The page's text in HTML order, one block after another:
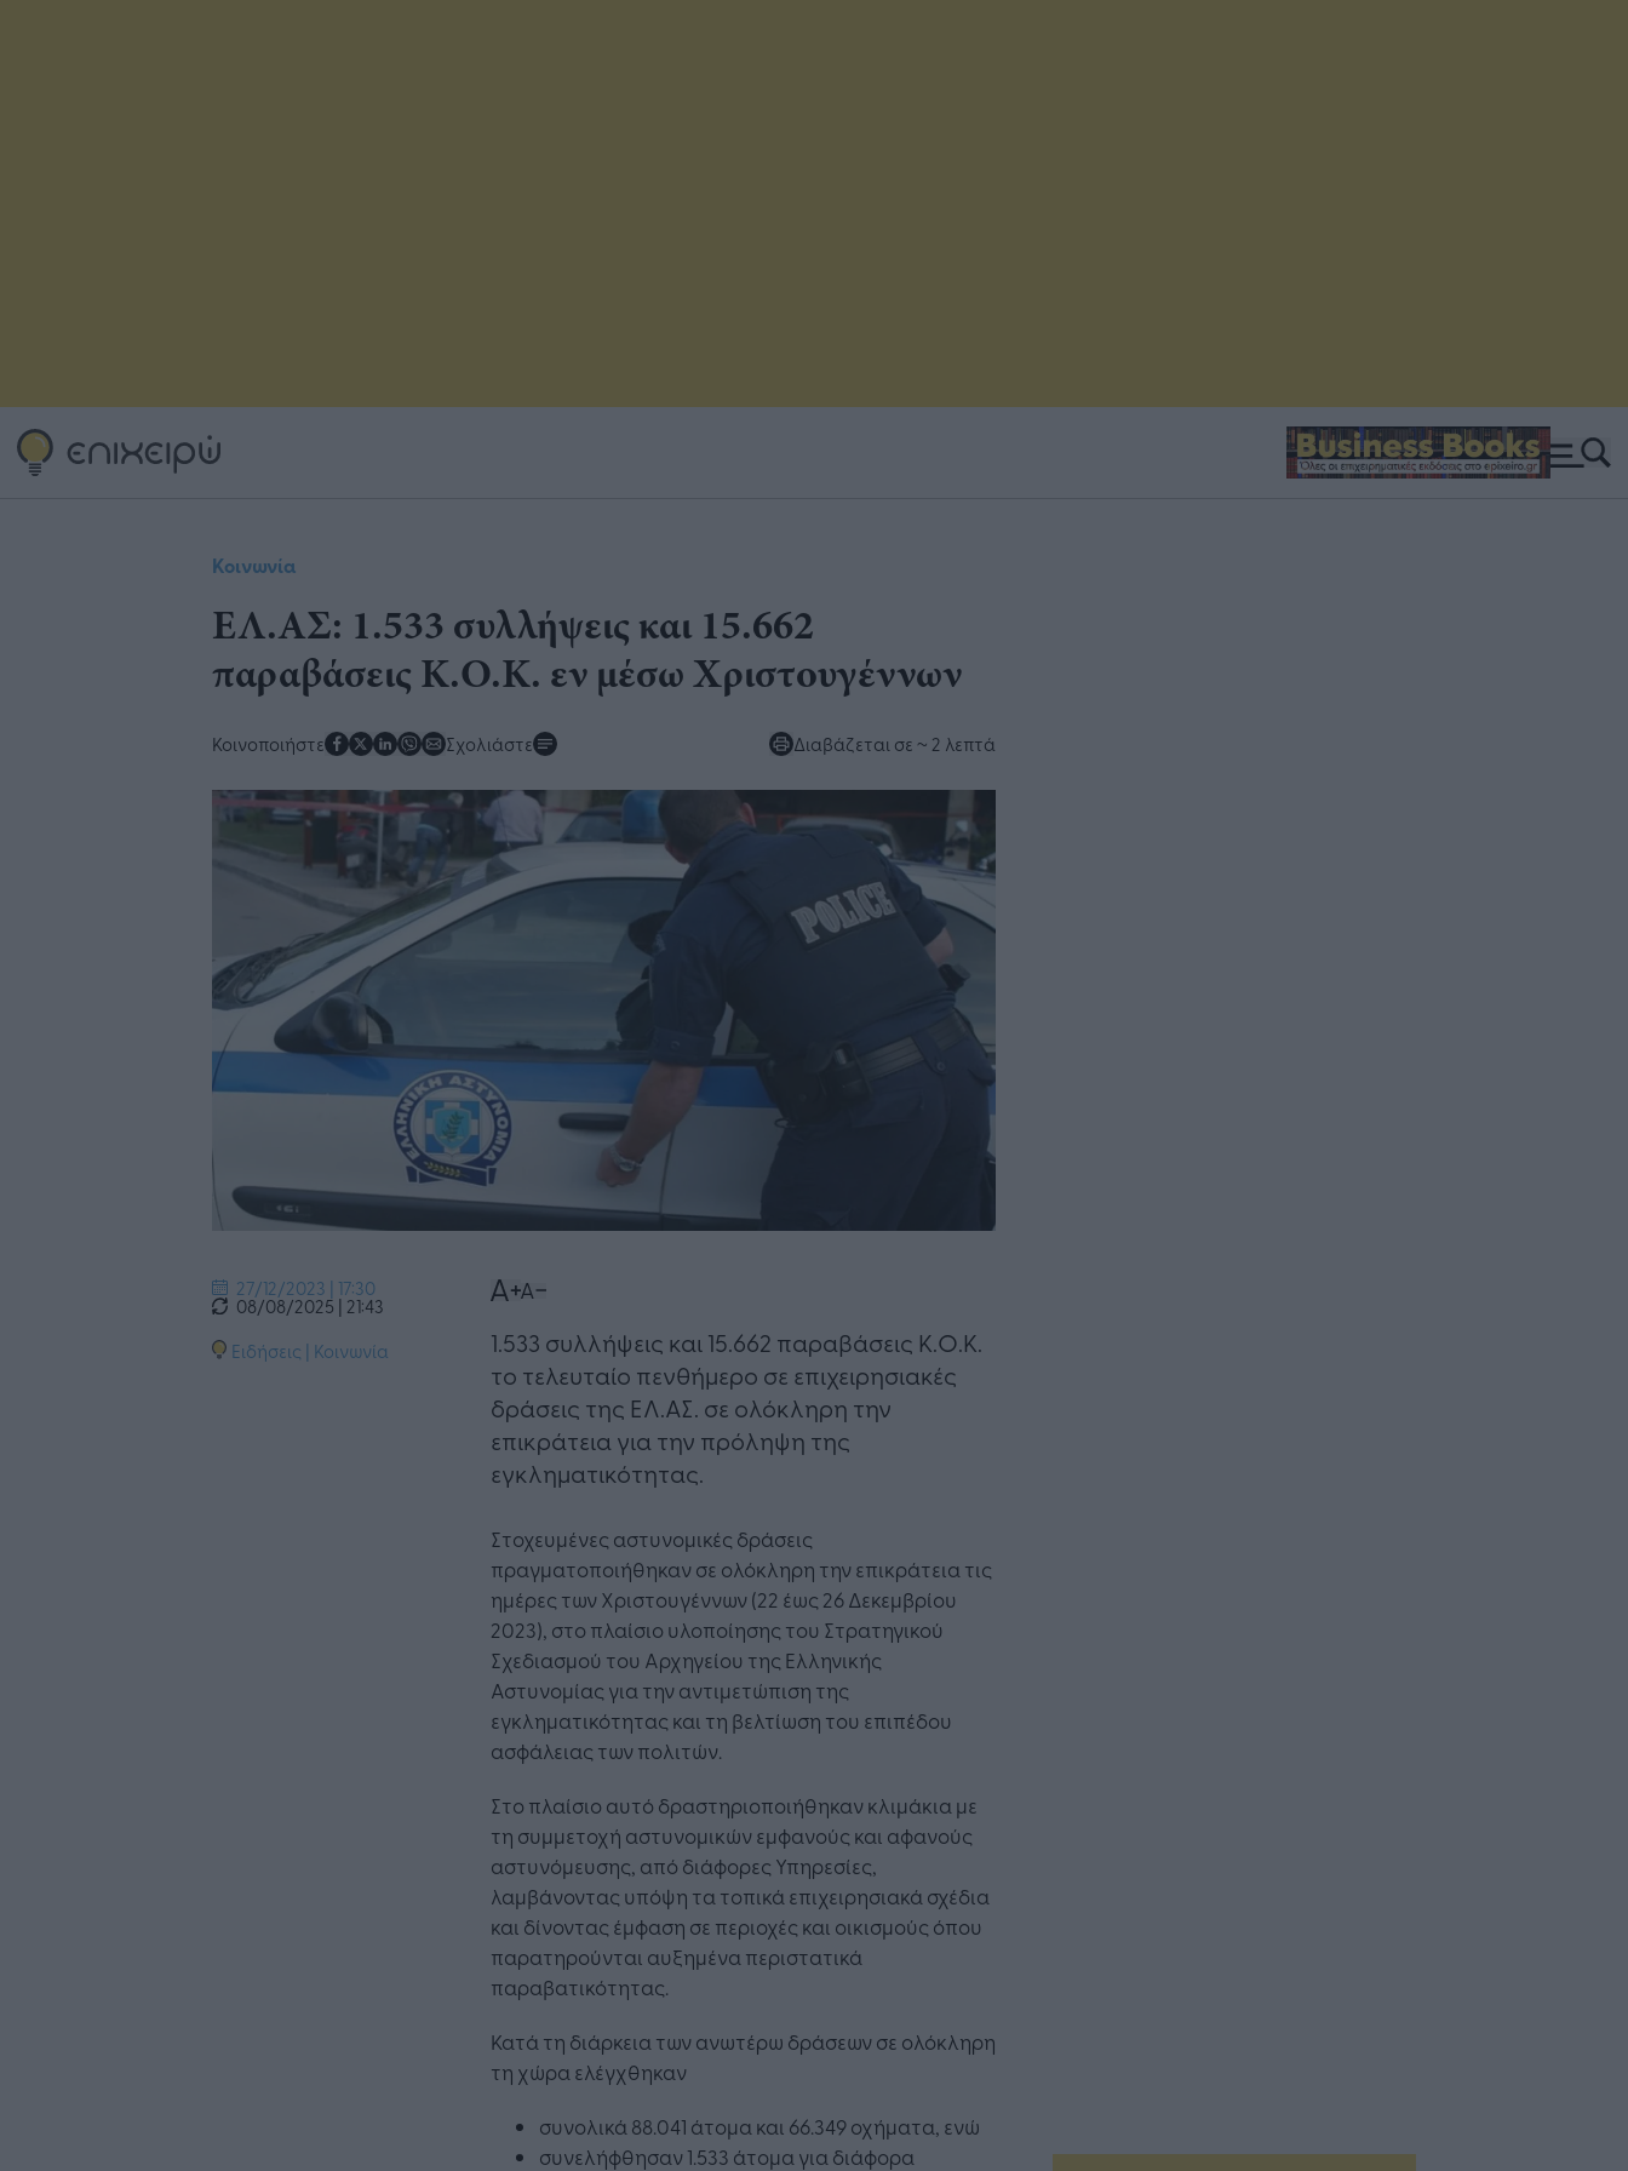
Κοινωνία
ΕΛ.ΑΣ: 1.533 συλλήψεις και 15.662
παραβάσεις Κ.Ο.Κ. εν μέσω Χριστουγέννων
Κοινοποιήστε Σχολιάστε Διαβάζεται σε ~ 2 λεπτά
27/12/2023 | 17:30
08/08/2025 | 21:43
Ειδήσεις | Κοινωνία
1.533 συλλήψεις και 15.662 παραβάσεις Κ.Ο.Κ.
το τελευταίο πενθήμερο σε επιχειρησιακές
δράσεις της ΕΛ.ΑΣ. σε ολόκληρη την
επικράτεια για την πρόληψη της
εγκληματικότητας.
Στοχευμένες αστυνομικές δράσεις
πραγματοποιήθηκαν σε ολόκληρη την επικράτεια τις
ημέρες των Χριστουγέννων (22 έως 26 Δεκεμβρίου
2023), στο πλαίσιο υλοποίησης του Στρατηγικού
Σχεδιασμού του Αρχηγείου της Ελληνικής
Αστυνομίας για την αντιμετώπιση της
εγκληματικότητας και τη βελτίωση του επιπέδου
ασφάλειας των πολιτών.
Στο πλαίσιο αυτό δραστηριοποιήθηκαν κλιμάκια με
τη συμμετοχή αστυνομικών εμφανούς και αφανούς
αστυνόμευσης, από διάφορες Υπηρεσίες,
λαμβάνοντας υπόψη τα τοπικά επιχειρησιακά σχέδια
και δίνοντας έμφαση σε περιοχές και οικισμούς όπου
παρατηρούνται αυξημένα περιστατικά
παραβατικότητας.
Κατά τη διάρκεια των ανωτέρω δράσεων σε ολόκληρη
τη χώρα ελέγχθηκαν
συνολικά 88.041 άτομα και 66.349 οχήματα, ενώ
συνελήφθησαν 1.533 άτομα για διάφορα